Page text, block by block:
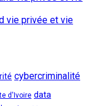
vie privée et vie
cybercriminalité
d'Ivoire data